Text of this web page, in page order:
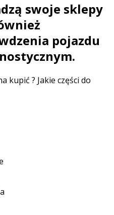
swoje sklepy
pojazdu
kupić ? Jakie części do